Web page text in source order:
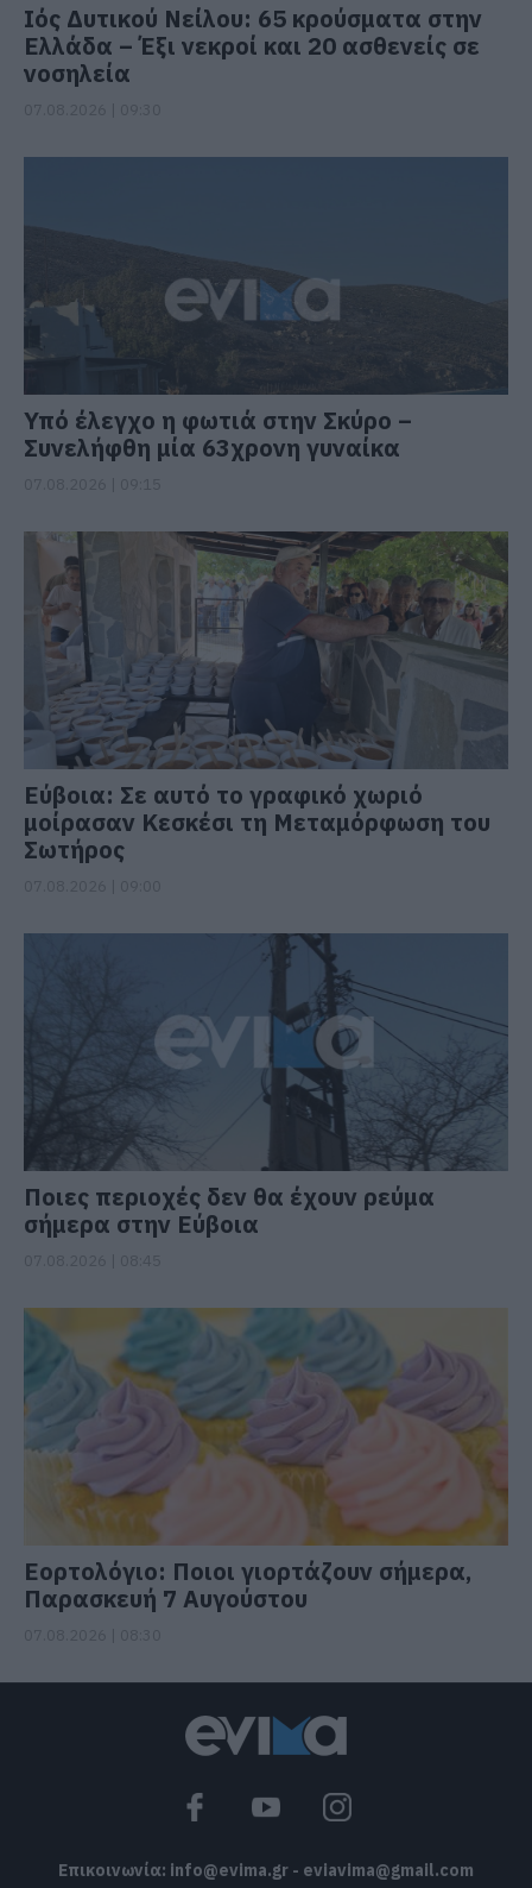
Ιός Δυτικού Νείλου: 65 κρούσματα στην
Ελλάδα – Έξι νεκροί και 20 ασθενείς σε
νοσηλεία
Υπό έλεγχο η φωτιά στην Σκύρο –
Συνελήφθη μία 63χρονη γυναίκα
Εύβοια: Σε αυτό το γραφικό χωριό
μοίρασαν Κεσκέσι τη Μεταμόρφωση του
Σωτήρος
Ποιες περιοχές δεν θα έχουν ρεύμα
σήμερα στην Εύβοια
Εορτολόγιο: Ποιοι γιορτάζουν σήμερα,
Παρασκευή 7 Αυγούστου
Επικοινωνία: info@evima.gr - eviavima@gmail.com